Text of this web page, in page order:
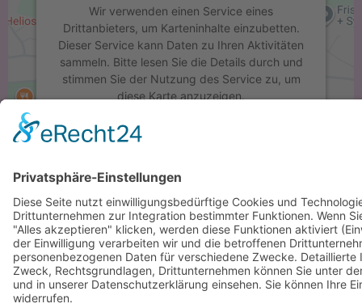
Wir verwenden einen Service eines
Drittanbieters, um Karteninhalte einzubetten.
Dieser Service kann Daten zu Ihren Aktivitäten
sammeln. Bitte lesen Sie die Details durch und
stimmen Sie der Nutzung des Service zu, um
diese Karte anzuzeigen.
Mehr Informationen
Akzeptieren
powered byUsercentrics Consent
Management Platform&eRecht24